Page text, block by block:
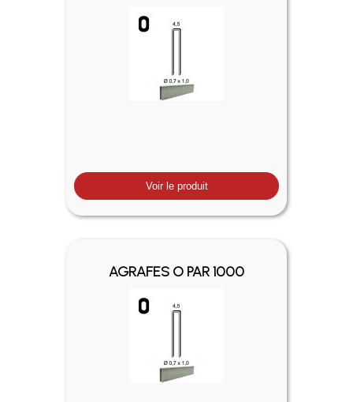
Voir le produit
AGRAFES O PAR 1000